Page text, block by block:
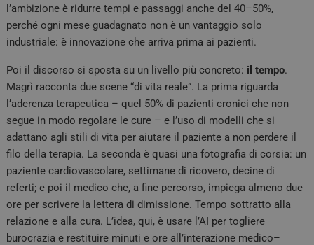
l’ambizione è ridurre tempi e passaggi anche del 40–50%,
perché ogni mese guadagnato non è un vantaggio solo
industriale: è innovazione che arriva prima ai pazienti.
Poi il discorso si sposta su un livello più concreto: il tempo.
Magrì racconta due scene “di vita reale”. La prima riguarda
l’aderenza terapeutica – quel 50% di pazienti cronici che non
segue in modo regolare le cure – e l’uso di modelli che si
adattano agli stili di vita per aiutare il paziente a non perdere il
filo della terapia. La seconda è quasi una fotografia di corsia: un
paziente cardiovascolare, settimane di ricovero, decine di
referti; e poi il medico che, a fine percorso, impiega almeno due
ore per scrivere la lettera di dimissione. Tempo sottratto alla
relazione e alla cura. L’idea, qui, è usare l’AI per togliere
burocrazia e restituire minuti e ore all’interazione medico–